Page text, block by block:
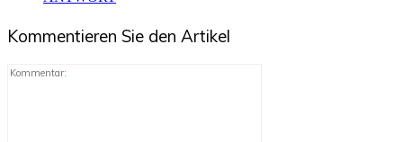
Kommentieren Sie den Artikel